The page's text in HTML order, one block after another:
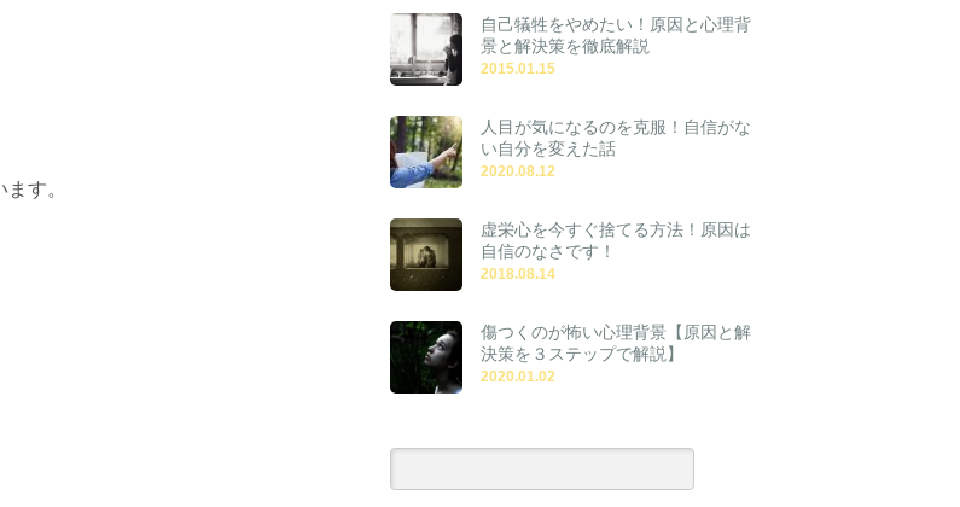
す。
自己犠牲をやめたい！原因と心理背
景と解決策を徹底解説
2015.01.15
人目が気になるのを克服！自信がな
い自分を変えた話
2020.08.12
虚栄心を今すぐ捨てる方法！原因は
自信のなさです！
2018.08.14
傷つくのが怖い心理背景【原因と解
決策を３ステップで解説】
2020.01.02